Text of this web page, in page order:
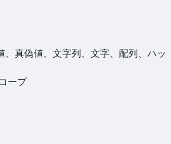
、真偽値、文字列、文字、配列、ハッ
ープ